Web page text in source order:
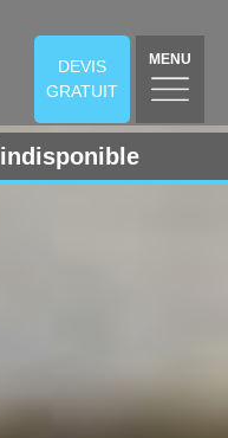
DEVIS
GRATUIT
MENU
indisponible